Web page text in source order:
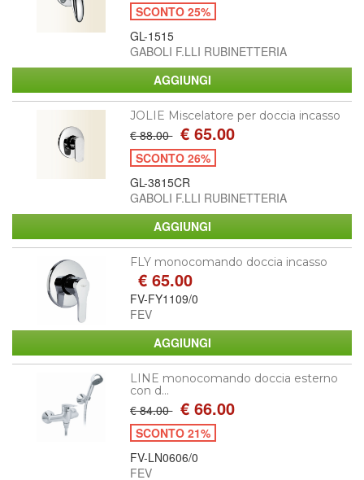
SCONTO 25%
GL-1515
GABOLI F.LLI RUBINETTERIA
JOLIE Miscelatore per doccia incasso
€ 88.00 € 65.00
SCONTO 26%
GL-3815CR
GABOLI F.LLI RUBINETTERIA
FLY monocomando doccia incasso
€ 65.00
FV-FY1109/0
FEV
LINE monocomando doccia esterno
con d...
€ 84.00 € 66.00
SCONTO 21%
FV-LN0606/0
FEV